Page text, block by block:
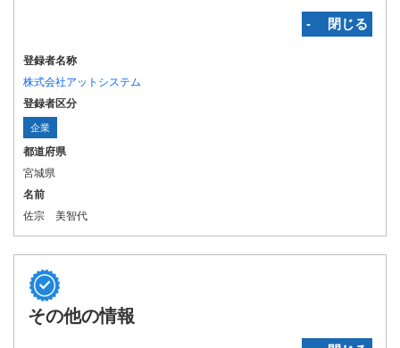
‐ 閉じる
登録者名称
株式会社アットシステム
登録者区分
企業
都道府県
宮城県
名前
佐宗 美智代
その他の情報